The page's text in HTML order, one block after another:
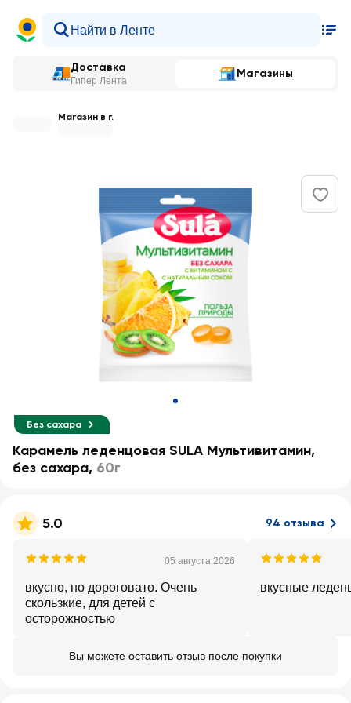
Доставка
Гипер Лента
Магазины
Магазин в г.
Без сахара
Карамель леденцовая SULA Мультивитамин,
без сахара, 60г
5.0 94 отзыва
05 августа 2026
вкусно, но дороговато. Очень
скользкие, для детей с
осторожностью
вкусные
Вы можете оставить отзыв после покупки